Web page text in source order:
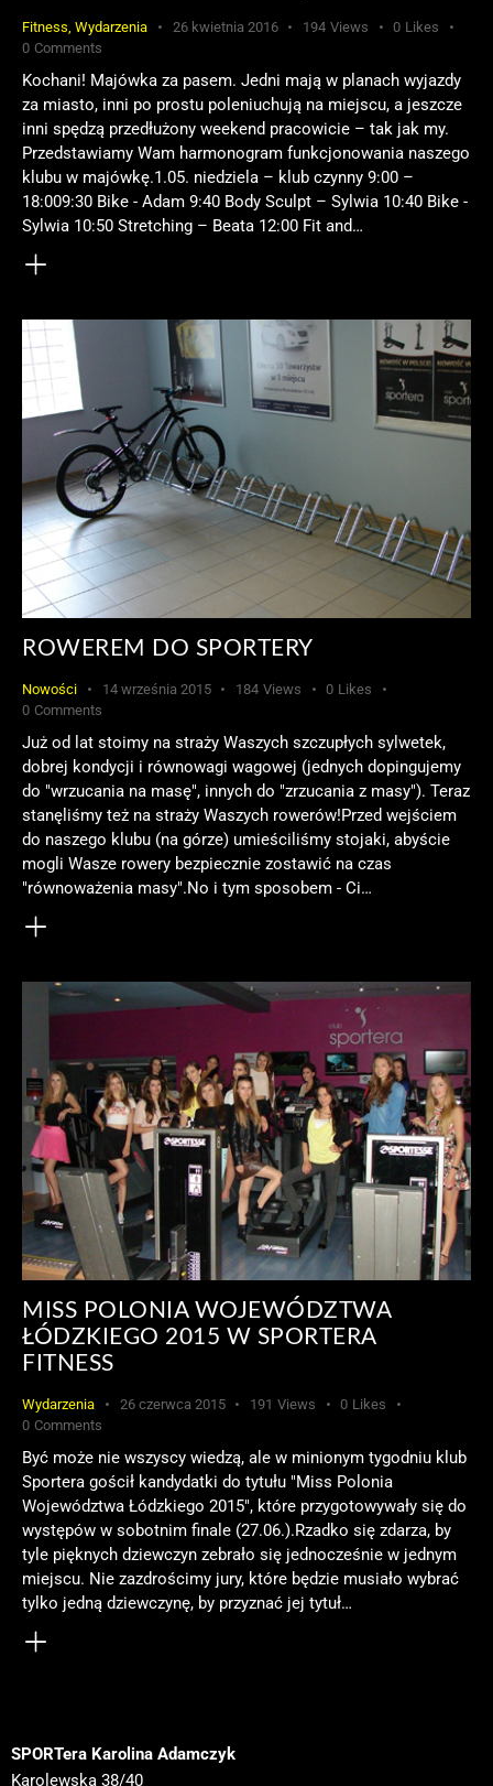
Fitness, Wydarzenia 26 kwietnia 2016 194 Views 0 Likes
0 Comments
Kochani! Majówka za pasem. Jedni mają w planach wyjazdy
za miasto, inni po prostu poleniuchują na miejscu, a jeszcze
inni spędzą przedłużony weekend pracowicie – tak jak my.
Przedstawiamy Wam harmonogram funkcjonowania naszego
klubu w majówkę.1.05. niedziela – klub czynny 9:00 –
18:009:30 Bike - Adam 9:40 Body Sculpt – Sylwia 10:40 Bike -
Sylwia 10:50 Stretching – Beata 12:00 Fit and…
ROWEREM DO SPORTERY
Nowości 14 września 2015 184 Views 0 Likes
0 Comments
Już od lat stoimy na straży Waszych szczupłych sylwetek,
dobrej kondycji i równowagi wagowej (jednych dopingujemy
do "wrzucania na masę", innych do "zrzucania z masy"). Teraz
stanęliśmy też na straży Waszych rowerów!Przed wejściem
do naszego klubu (na górze) umieściliśmy stojaki, abyście
mogli Wasze rowery bezpiecznie zostawić na czas
"równoważenia masy".No i tym sposobem - Ci…
MISS POLONIA WOJEWÓDZTWA
ŁÓDZKIEGO 2015 W SPORTERA
FITNESS
Wydarzenia 26 czerwca 2015 191 Views 0 Likes
0 Comments
Być może nie wszyscy wiedzą, ale w minionym tygodniu klub
Sportera gościł kandydatki do tytułu "Miss Polonia
Województwa Łódzkiego 2015", które przygotowywały się do
występów w sobotnim finale (27.06.).Rzadko się zdarza, by
tyle pięknych dziewczyn zebrało się jednocześnie w jednym
miejscu. Nie zazdrościmy jury, które będzie musiało wybrać
tylko jedną dziewczynę, by przyznać jej tytuł…
SPORTera Karolina Adamczyk
Karolewska 38/40